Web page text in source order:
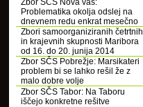
Zbor SČS Nova vas:
Problematika okolja odslej na
dnevnem redu enkrat mesečno
Zbori samoorganiziranih četrtnih
in krajevnih skupnosti Maribora
od 16. do 20. junija 2014
Zbor SČS Pobrežje: Marsikateri
problem bi se lahko rešil že z
malo dobre volje
Zbor SČS Tabor: Na Taboru
iščejo konkretne rešitve